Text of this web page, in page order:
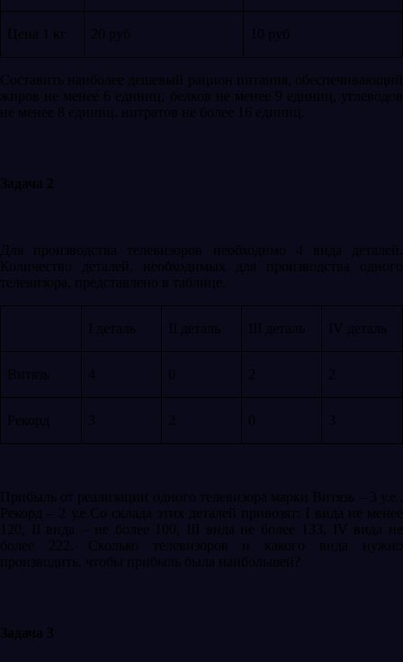
Цена 1 кг 20 руб 10 руб
Составить наиболее дешевый рацион питания, обеспечивающий
жиров не менее 6 единиц, белков не менее 9 единиц, углеводов
не менее 8 единиц, нитратов не более 16 единиц.
Задача 2
Для производства телевизоров необходимо 4 вида деталей.
Количество деталей, необходимых для производства одного
телевизора, представлено в таблице.
I деталь II деталь III деталь IV деталь
Витязь 4 0 2 2
Рекорд 3 2 0 3
Прибыль от реализации одного телевизора марки Витязь – 3 у.е.,
Рекорд – 2 у.е.Со склада этих деталей привозят: I вида не менее
120, II вида – не более 100, III вида не более 133, IV вида не
более 222. Сколько телевизоров и какого вида нужно
производить, чтобы прибыль была наибольшей?
Задача 3